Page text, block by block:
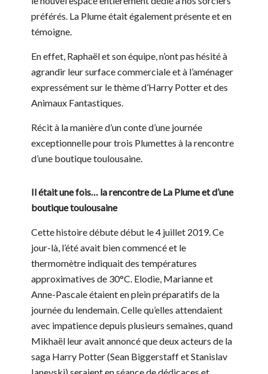
préférés. La Plume était également présente et en
témoigne.
En effet, Raphaël et son équipe, n’ont pas hésité à
agrandir leur surface commerciale et à l’aménager
expressément sur le thème d’Harry Potter et des
Animaux Fantastiques.
Récit à la manière d’un conte d’une journée
exceptionnelle pour trois Plumettes à la rencontre
d’une boutique toulousaine.
Il était une fois… la rencontre de La Plume et d’une
boutique toulousaine
Cette histoire débute début le 4 juillet 2019. Ce
jour-là, l’été avait bien commencé et le
thermomètre indiquait des températures
approximatives de 30°C. Elodie, Marianne et
Anne-Pascale étaient en plein préparatifs de la
journée du lendemain. Celle qu’elles attendaient
avec impatience depuis plusieurs semaines, quand
Mikhaël leur avait annoncé que deux acteurs de la
saga Harry Potter (Sean Biggerstaff et Stanislav